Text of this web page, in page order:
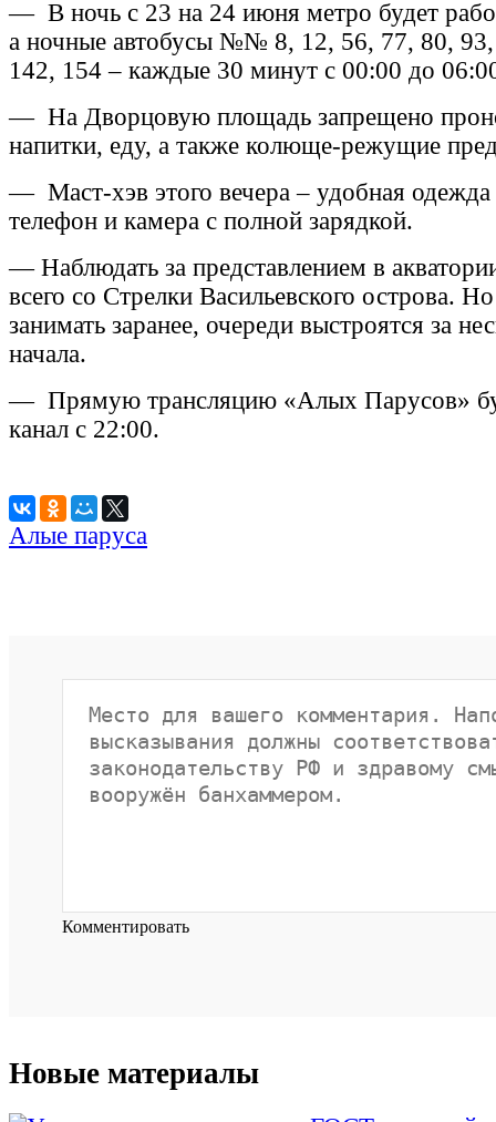
— В ночь с 23 на 24 июня метро будет
а ночные автобусы №№ 8, 12, 56, 77, 80,
142, 154 – каждые 30 минут с 00:00 до
— На Дворцовую площадь запрещено
напитки, еду, а также колюще-режущие
— Маст-хэв этого вечера – удобная одежда
телефон и камера с полной зарядкой.
— Наблюдать за представлением в
всего со Стрелки Васильевского острова.
занимать заранее, очереди выстроятся за
начала.
— Прямую трансляцию «Алых Парусов»
канал с 22:00.
Алые паруса
Комментировать
Новые материалы